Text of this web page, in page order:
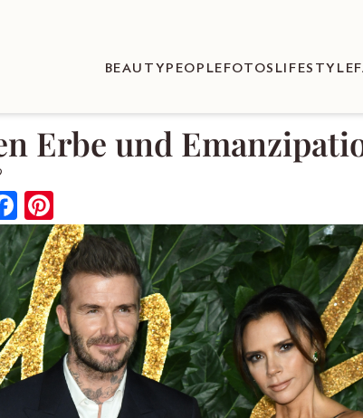
BEAUTY PEOPLE FOTOS LIFESTYLE
Erbe und